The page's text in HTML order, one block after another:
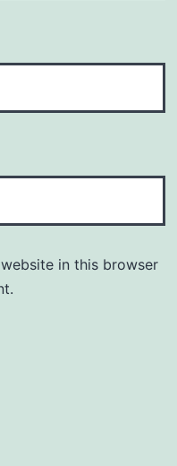
in this browser